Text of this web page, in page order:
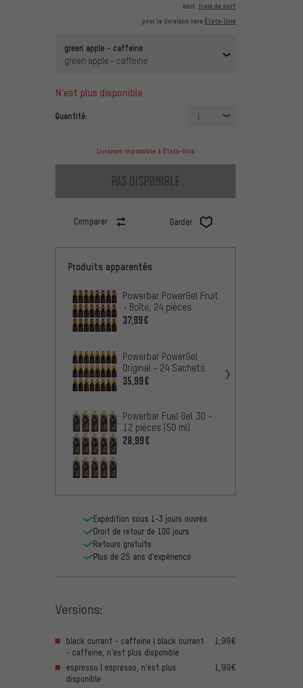
excl. frais de port
pour la livraison vers États-Unis
green apple - caffeine
green apple - caffeine
n’est plus disponible
Quantité: 1
Livraison impossible à États-Unis
pas disponible
Comparer Garder
Produits apparentés
Powerbar PowerGel Fruit
- Boîte, 24 pièces
37,99€
Powerbar PowerGel
Original - 24 Sachets
35,99€
Powerbar Fuel Gel 30 -
12 pièces (50 ml)
28,99€
Expédition sous 1-3 jours ouvrés
Droit de retour de 100 jours
Retours gratuits
Plus de 25 ans d'expérience
Versions:
black currant - caffeine | black currant
- caffeine, n’est plus disponible
1,99€
espresso | espresso, n’est plus
disponible
1,99€